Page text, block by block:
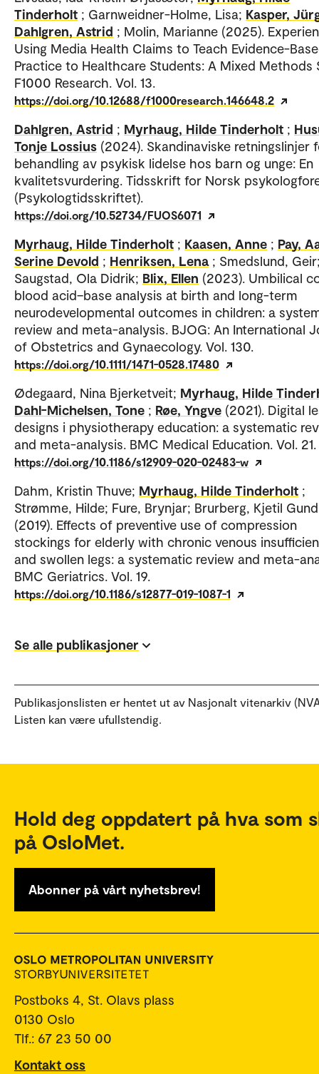
Tinderholt ; Garnweidner-Holme, Lisa; Kasper,
Dahlgren, Astrid ; Molin, Marianne (2025).
Using Media Health Claims to Teach Evidence-
Practice to Healthcare Students: A Mixed Methods
F1000 Research. Vol. 13.
https://doi.org/10.12688/f1000research.146648.2
Dahlgren, Astrid ; Myrhaug, Hilde Tinderholt ;
Tonje Lossius (2024). Skandinaviske retningslinjer
behandling av psykisk lidelse hos barn og unge: En
kvalitetsvurdering. Tidsskrift for Norsk
(Psykologtidsskriftet).
https://doi.org/10.52734/FUOS6071
Myrhaug, Hilde Tinderholt ; Kaasen, Anne ; Pay,
Serine Devold ; Henriksen, Lena ; Smedslund,
Saugstad, Ola Didrik; Blix, Ellen (2023). Umbilical
blood acid–base analysis at birth and long-term
neurodevelopmental outcomes in children: a
review and meta-analysis. BJOG: An International
of Obstetrics and Gynaecology. Vol. 130.
https://doi.org/10.1111/1471-0528.17480
Ødegaard, Nina Bjerketveit; Myrhaug, Hilde
Dahl-Michelsen, Tone ; Røe, Yngve (2021). Digital
designs i physiotherapy education: a systematic
and meta-analysis. BMC Medical Education. Vol. 21.
https://doi.org/10.1186/s12909-020-02483-w
Dahm, Kristin Thuve; Myrhaug, Hilde Tinderholt ;
Strømme, Hilde; Fure, Brynjar; Brurberg, Kjetil
(2019). Effects of preventive use of compression
stockings for elderly with chronic venous
and swollen legs: a systematic review and meta-
BMC Geriatrics. Vol. 19.
https://doi.org/10.1186/s12877-019-1087-1
Se alle publikasjoner
Publikasjonslisten er hentet ut av Nasjonalt vitenarkiv
Listen kan være ufullstendig.
Hold deg oppdatert på hva som
på OsloMet.
Abonner på vårt nyhetsbrev!
Postboks 4, St. Olavs plass
0130 Oslo
Tlf.: 67 23 50 00
Kontakt oss